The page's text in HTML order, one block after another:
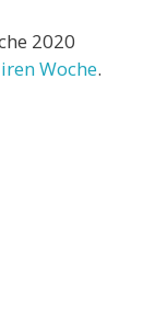
2020
Woche.